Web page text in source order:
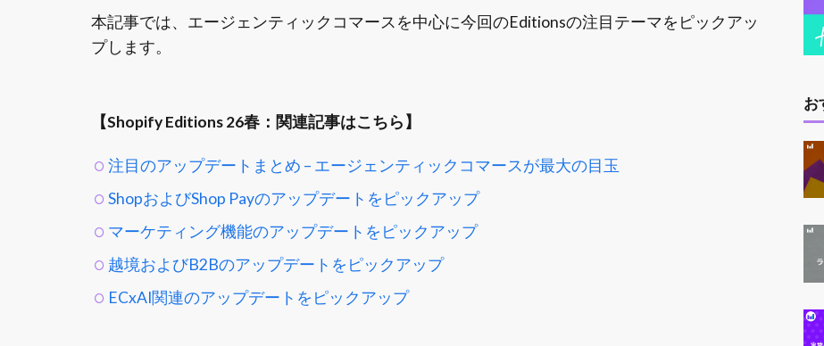
本記事では、エージェンティックコマースを中心に今回のEditionsの注目テーマをピックアッ
プします。
【Shopify Editions 26春：関連記事はこちら】
注目のアップデートまとめ – エージェンティックコマースが最大の目玉
ShopおよびShop Payのアップデートをピックアップ
マーケティング機能のアップデートをピックアップ
越境およびB2Bのアップデートをピックアップ
ECxAI関連のアップデートをピックアップ
お